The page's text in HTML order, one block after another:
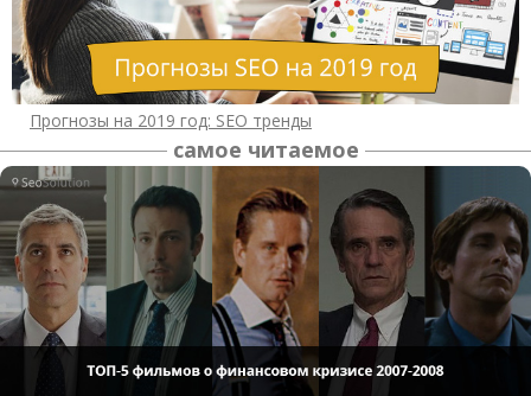
Прогнозы на 2019 год: SEO тренды
самое читаемое